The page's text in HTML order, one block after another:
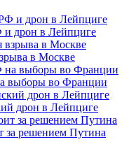
дрон в Лейпциге
в Москве
выборы во Франции
дрон в Лейпциге
за решением Путина